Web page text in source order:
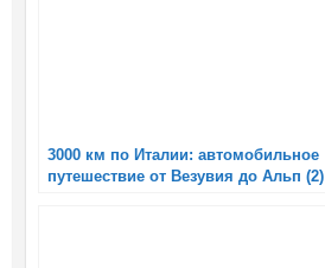
3000 км по Италии: автомобильное
путешествие от Везувия до Альп (2)